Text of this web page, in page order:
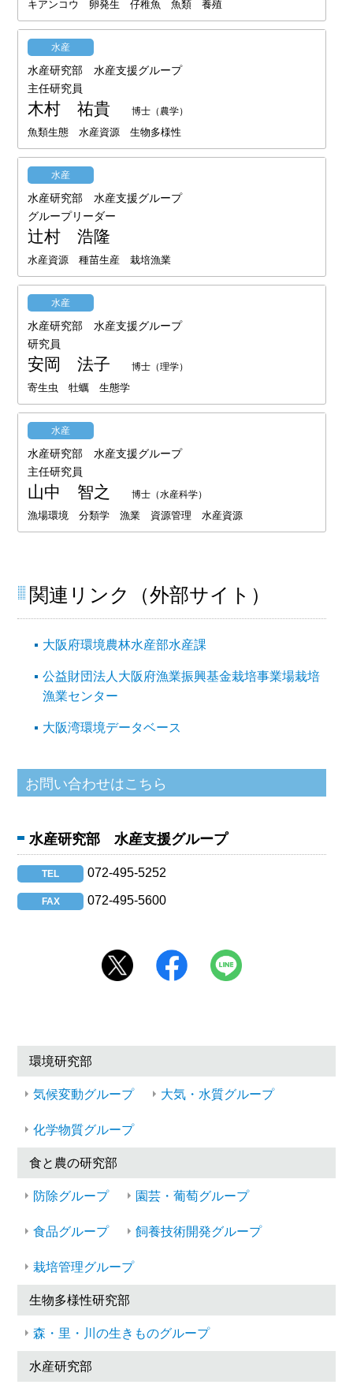
キアンコウ 卵発生 仔稚魚 魚類 養殖
水産
水産研究部 水産支援グループ
主任研究員
木村 祐貴 博士（農学）
魚類生態 水産資源 生物多様性
水産
水産研究部 水産支援グループ
グループリーダー
辻村 浩隆
水産資源 種苗生産 栽培漁業
水産
水産研究部 水産支援グループ
研究員
安岡 法子 博士（理学）
寄生虫 牡蠣 生態学
水産
水産研究部 水産支援グループ
主任研究員
山中 智之 博士（水産科学）
漁場環境 分類学 漁業 資源管理 水産資源
関連リンク（外部サイト）
大阪府環境農林水産部水産課
公益財団法人大阪府漁業振興基金栽培事業場栽培
漁業センター
大阪湾環境データベース
水産研究部 水産支援グループ
TEL 072-495-5252
FAX 072-495-5600
環境研究部
気候変動グループ 大気・水質グループ
化学物質グループ
食と農の研究部
防除グループ 園芸・葡萄グループ
食品グループ 飼養技術開発グループ
栽培管理グループ
生物多様性研究部
森・里・川の生きものグループ
水産研究部